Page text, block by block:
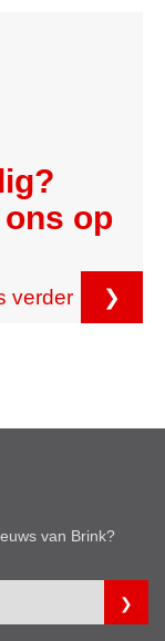
op
verder ❯
van Brink?